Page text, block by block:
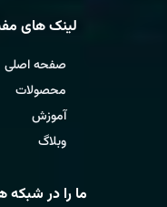
لینک های
صفحه اصلی
محصولات
آموزش
وبلاگ
ما را در شبکه